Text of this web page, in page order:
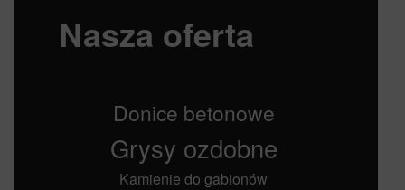
Nasza oferta
Donice betonowe
Grysy ozdobne
Kamienie do gabionów